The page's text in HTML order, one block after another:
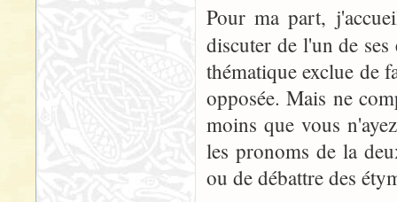
Pour ma part,
discuter de l'un de
thématique exclue de
opposée. Mais ne
moins que vous
les pronoms de la
ou de débattre des